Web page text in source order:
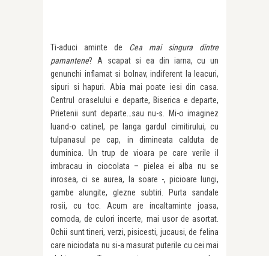
Ti-aduci aminte de Cea mai singura dintre
pamantene? A scapat si ea din iarna, cu un
genunchi inflamat si bolnav, indiferent la leacuri,
sipuri si hapuri. Abia mai poate iesi din casa.
Centrul oraselului e departe, Biserica e departe,
Prietenii sunt departe…sau nu-s. Mi-o imaginez
luand-o catinel, pe langa gardul cimitirului, cu
tulpanasul pe cap, in dimineata calduta de
duminica. Un trup de vioara pe care verile il
imbracau in ciocolata – pielea ei alba nu se
inrosea, ci se aurea, la soare -, picioare lungi,
gambe alungite, glezne subtiri. Purta sandale
rosii, cu toc. Acum are incaltaminte joasa,
comoda, de culori incerte, mai usor de asortat.
Ochii sunt tineri, verzi, pisicesti, jucausi, de felina
care niciodata nu si-a masurat puterile cu cei mai